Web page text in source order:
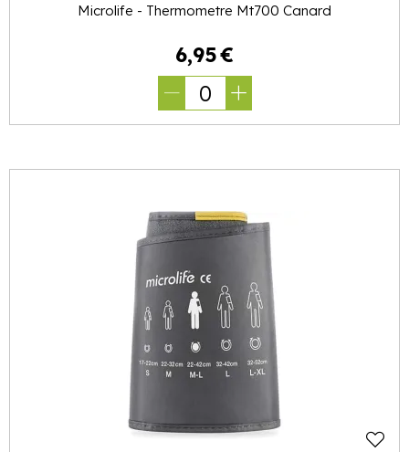
Microlife - Thermometre Mt700 Canard
6,95€
0